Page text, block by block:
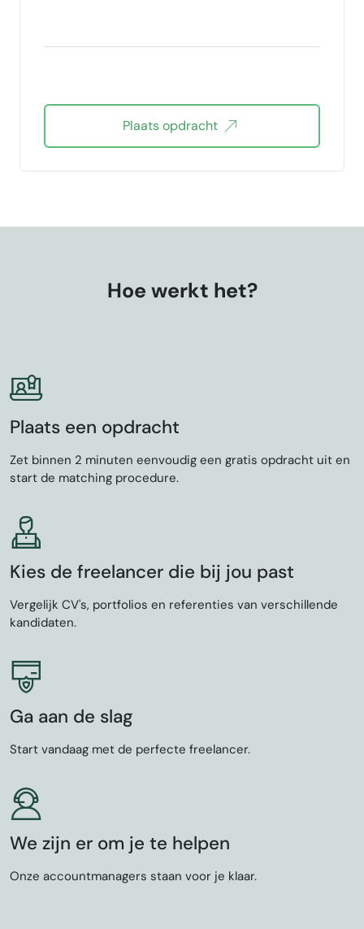
Plaats opdracht
Hoe werkt het?
Plaats een opdracht
Zet binnen 2 minuten eenvoudig een gratis opdracht uit en
start de matching procedure.
Kies de freelancer die bij jou past
Vergelijk CV's, portfolios en referenties van verschillende
kandidaten.
Ga aan de slag
Start vandaag met de perfecte freelancer.
We zijn er om je te helpen
Onze accountmanagers staan voor je klaar.